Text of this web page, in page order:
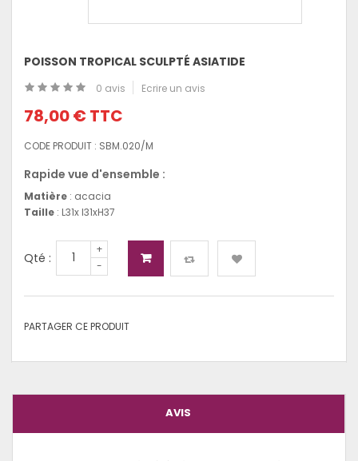
POISSON TROPICAL SCULPTÉ ASIATIDE
0 avis Ecrire un avis
78,00 € TTC
CODE PRODUIT : SBM.020/M
Rapide vue d'ensemble :
Matière : acacia
Taille : L31x l31xH37
Qté :
+
-
PARTAGER CE PRODUIT
AVIS